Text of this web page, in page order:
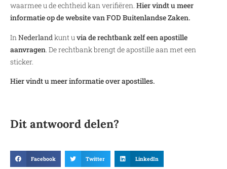
waarmee u de echtheid kan verifiëren. Hier vindt u meer
informatie op de website van FOD Buitenlandse Zaken.
In Nederland kunt u via de rechtbank zelf een apostille
aanvragen . De rechtbank brengt de apostille aan met een
sticker.
Hier vindt u meer informatie over apostilles.
Dit antwoord delen?
Facebook Twitter LinkedIn